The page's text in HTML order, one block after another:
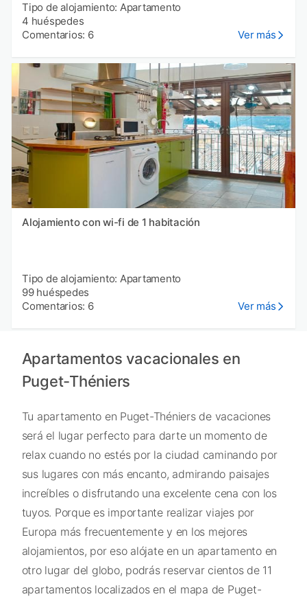
Tipo de alojamiento: Apartamento
4 huéspedes
Comentarios: 6
Ver más
Alojamiento con wi-fi de 1 habitación
Tipo de alojamiento: Apartamento
99 huéspedes
Comentarios: 6
Ver más
Apartamentos vacacionales en
Puget-Théniers
Tu apartamento en Puget-Théniers de vacaciones
será el lugar perfecto para darte un momento de
relax cuando no estés por la ciudad caminando por
sus lugares con más encanto, admirando paisajes
increíbles o disfrutando una excelente cena con los
tuyos. Porque es importante realizar viajes por
Europa más frecuentemente y en los mejores
alojamientos, por eso alójate en un apartamento en
otro lugar del globo, podrás reservar cientos de 11
apartamentos localizados en el mapa de Puget-